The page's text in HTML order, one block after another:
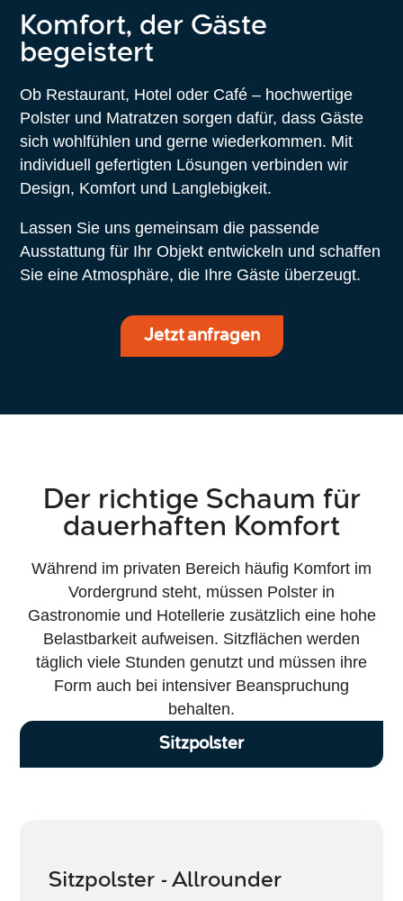
Komfort, der Gäste
begeistert
Ob Restaurant, Hotel oder Café – hochwertige
Polster und Matratzen sorgen dafür, dass Gäste
sich wohlfühlen und gerne wiederkommen. Mit
individuell gefertigten Lösungen verbinden wir
Design, Komfort und Langlebigkeit.
Lassen Sie uns gemeinsam die passende
Ausstattung für Ihr Objekt entwickeln und schaffen
Sie eine Atmosphäre, die Ihre Gäste überzeugt.
Jetzt anfragen
Der richtige Schaum für
dauerhaften Komfort
Während im privaten Bereich häufig Komfort im
Vordergrund steht, müssen Polster in
Gastronomie und Hotellerie zusätzlich eine hohe
Belastbarkeit aufweisen. Sitzflächen werden
täglich viele Stunden genutzt und müssen ihre
Form auch bei intensiver Beanspruchung
behalten.
Sitzpolster
Sitzpolster - Allrounder